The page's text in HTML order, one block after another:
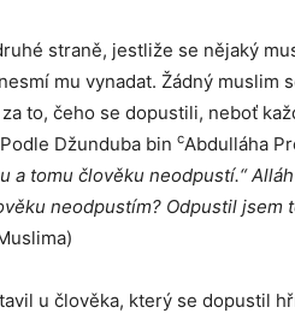
straně, jestliže se nějaký
mu vynadat. Žádný muslim
to, čeho se dopustili, neboť
Džunduba bin cAbdulláha
a tomu člověku neodpustí.“
neodpustím? Odpustil jsem
u člověka, který se dopustil